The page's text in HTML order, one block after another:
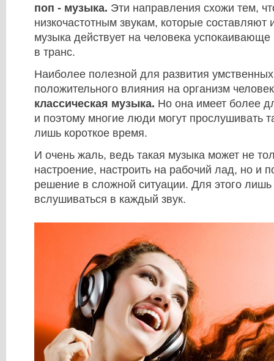
поп - музыка. Эти направления схожи тем,
низкочастотным звукам, которые составляют
музыка действует на человека
в транс.
Наиболее полезной для развития
положительного влияния на организм
классическая музыка. Но она имеет более
и поэтому многие люди могут прослушивать
лишь короткое время.
И очень жаль, ведь такая музыка может не
настроение, настроить на рабочий лад, но и
решение в сложной ситуации. Для этого
вслушиваться в каждый звук.